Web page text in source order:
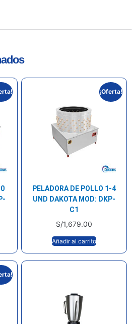
¡Oferta!
PELADORA DE POLLO 1-4
UND DAKOTA MOD: DKP-
C1
S/1,679.00
Añadir al carrito